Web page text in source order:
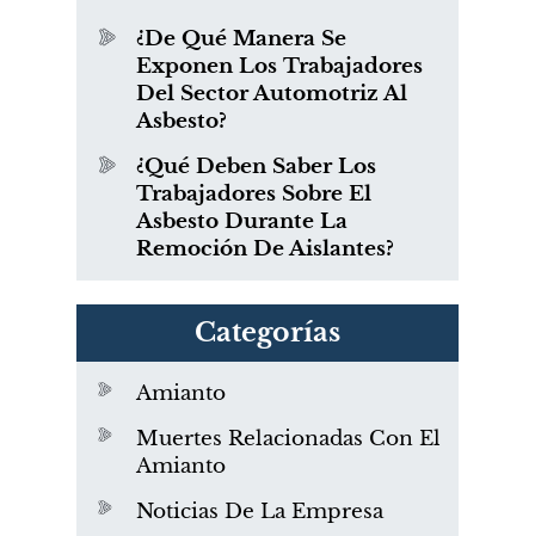
¿De Qué Manera Se
Exponen Los Trabajadores
Del Sector Automotriz Al
Asbesto?
¿Qué Deben Saber Los
Trabajadores Sobre El
Asbesto Durante La
Remoción De Aislantes?
Categorías
Amianto
Muertes Relacionadas Con El
Amianto
Noticias De La Empresa